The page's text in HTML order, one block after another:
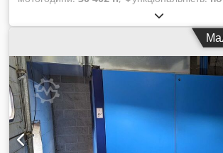
, Гвинтовий компресор
10 бар 9,51 м³/хв Рік виготовлення: 2017